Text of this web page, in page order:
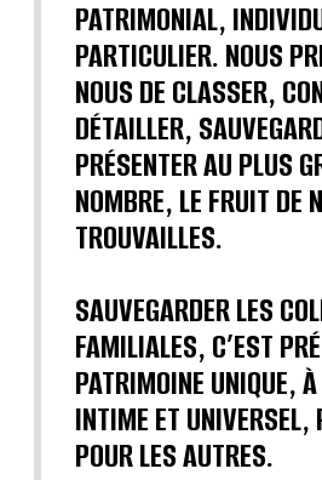
PATRIMONIAL,
PARTICULIER. NOUS
NOUS DE CLASSER,
DÉTAILLER,
PRÉSENTER AU PLUS
NOMBRE, LE FRUIT DE
TROUVAILLES.
SAUVEGARDER LES
FAMILIALES, C’EST
PATRIMOINE UNIQUE,
INTIME ET UNIVERSEL,
POUR LES AUTRES.